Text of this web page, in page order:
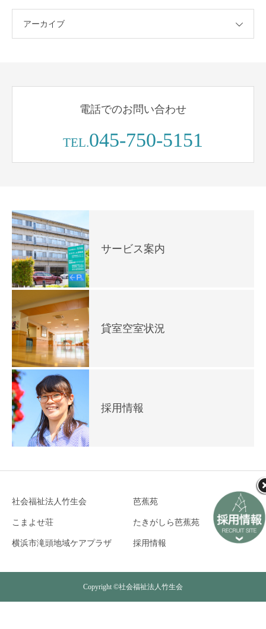
アーカイブ
電話でのお問い合わせ
TEL.045-750-5151
サービス案内
貸室空室状況
採用情報
社会福祉法人竹生会 芭蕉苑
こまよせ荘 たきがしら芭蕉苑
横浜市滝頭地域ケアプラザ 採用情報
Copyright ©社会福祉法人竹生会